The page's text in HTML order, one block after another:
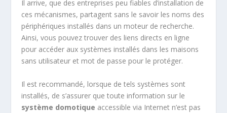
Il arrive, que des entreprises peu fiables d’installation de
ces mécanismes, partagent sans le savoir les noms des
périphériques installés dans un moteur de recherche.
Ainsi, vous pouvez trouver des liens directs en ligne
pour accéder aux systèmes installés dans les maisons
sans utilisateur et mot de passe pour le protéger.
Il est recommandé, lorsque de tels systèmes sont
installés, de s’assurer que toute information sur le
système domotique accessible via Internet n’est pas